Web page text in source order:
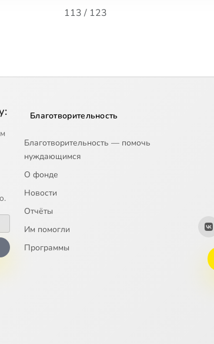
113 / 123
Благотворительность
Благотворительность — помочь
нуждающимся
О фонде
Новости
Отчёты
Им помогли
Программы